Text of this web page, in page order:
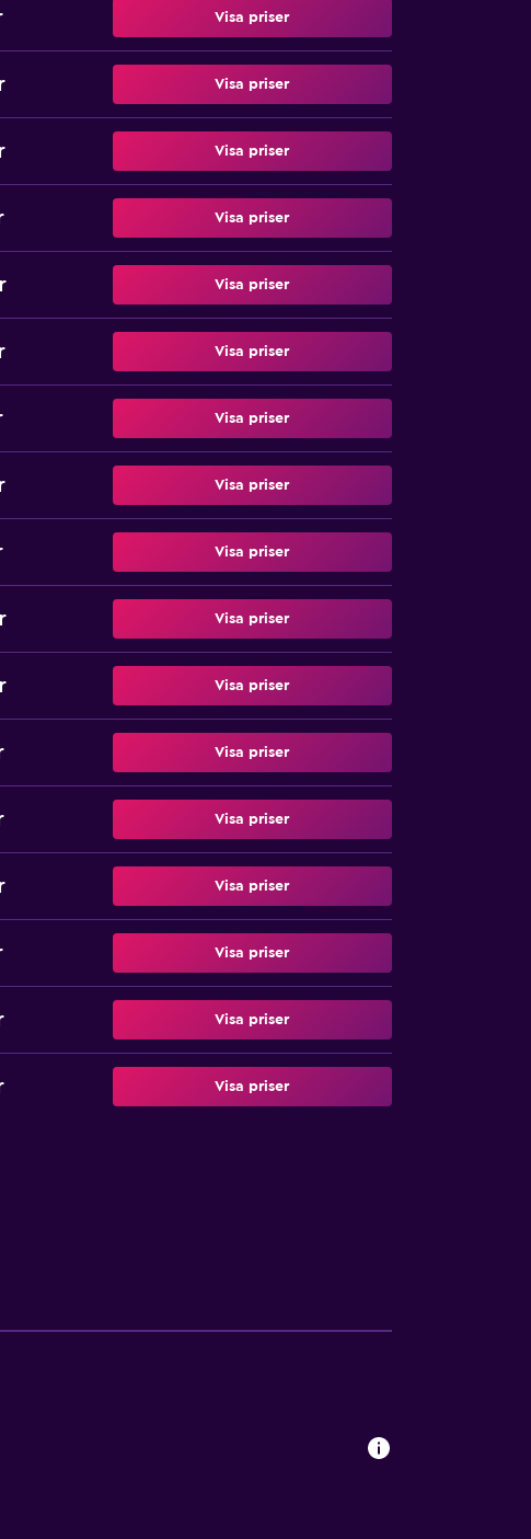
Visa priser
Visa priser
Visa priser
Visa priser
Visa priser
Visa priser
Visa priser
Visa priser
Visa priser
Visa priser
Visa priser
Visa priser
Visa priser
Visa priser
Visa priser
Visa priser
Visa priser